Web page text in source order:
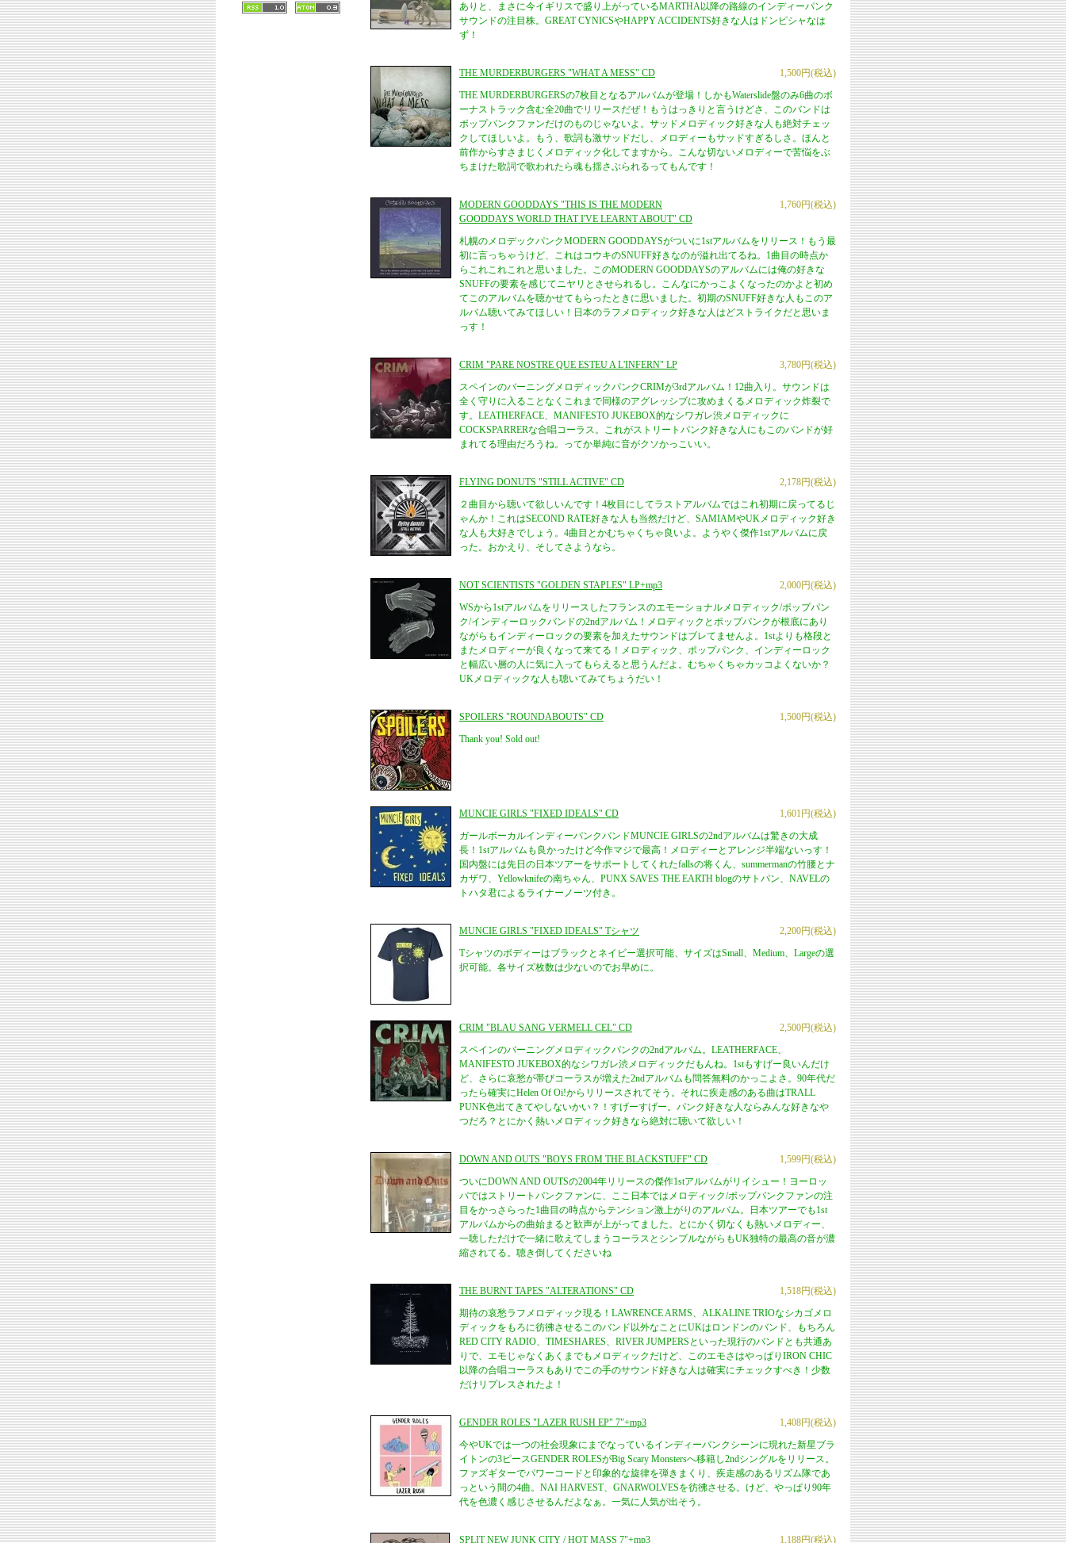
ありと、まさに今イギリスで盛り上がっているMARTHA以降の路線のインディーパンク
サウンドの注目株。GREAT CYNICSやHAPPY ACCIDENTS好きな人はドンピシャなは
ず！
1,500円(税込)
THE MURDERBURGERS "WHAT A MESS" CD
THE MURDERBURGERSの7枚目となるアルバムが登場！しかもWaterslide盤のみ6曲のボ
ーナストラック含む全20曲でリリースだぜ！もうはっきりと言うけどさ、このバンドは
ポップパンクファンだけのものじゃないよ。サッドメロディック好きな人も絶対チェッ
クしてほしいよ。もう、歌詞も激サッドだし、メロディーもサッドすぎるしさ。ほんと
前作からすさまじくメロディック化してますから。こんな切ないメロディーで苦悩をぶ
ちまけた歌詞で歌われたら魂も揺さぶられるってもんです！
1,760円(税込)
MODERN GOODDAYS "THIS IS THE MODERN
GOODDAYS WORLD THAT I'VE LEARNT ABOUT" CD
札幌のメロデックパンクMODERN GOODDAYSがついに1stアルバムをリリース！もう最
初に言っちゃうけど、これはコウキのSNUFF好きなのが溢れ出てるね。1曲目の時点か
らこれこれこれと思いました。このMODERN GOODDAYSのアルバムには俺の好きな
SNUFFの要素を感じてニヤリとさせられるし。こんなにかっこよくなったのかよと初め
てこのアルバムを聴かせてもらったときに思いました。初期のSNUFF好きな人もこのア
ルバム聴いてみてほしい！日本のラフメロディック好きな人はどストライクだと思いま
っす！
3,780円(税込)
CRIM "PARE NOSTRE QUE ESTEU A L'INFERN" LP
スペインのバーニングメロディックパンクCRIMが3rdアルバム！12曲入り。サウンドは
全く守りに入ることなくこれまで同様のアグレッシブに攻めまくるメロディック炸裂で
す。LEATHERFACE、MANIFESTO JUKEBOX的なシワガレ渋メロディックに
COCKSPARRERな合唱コーラス。これがストリートパンク好きな人にもこのバンドが好
まれてる理由だろうね。ってか単純に音がクソかっこいい。
2,178円(税込)
FLYING DONUTS "STILL ACTIVE" CD
２曲目から聴いて欲しいんです！4枚目にしてラストアルバムではこれ初期に戻ってるじ
ゃんか！これはSECOND RATE好きな人も当然だけど、SAMIAMやUKメロディック好き
な人も大好きでしょう。4曲目とかむちゃくちゃ良いよ。ようやく傑作1stアルバムに戻
った。おかえり、そしてさようなら。
2,000円(税込)
NOT SCIENTISTS "GOLDEN STAPLES" LP+mp3
WSから1stアルバムをリリースしたフランスのエモーショナルメロディック/ポップパン
ク/インディーロックバンドの2ndアルバム！メロディックとポップパンクが根底にあり
ながらもインディーロックの要素を加えたサウンドはブレてませんよ。1stよりも格段と
またメロディーが良くなって来てる！メロディック、ポップパンク、インディーロック
と幅広い層の人に気に入ってもらえると思うんだよ。むちゃくちゃカッコよくないか？
UKメロディックな人も聴いてみてちょうだい！
1,500円(税込)
SPOILERS "ROUNDABOUTS" CD
Thank you! Sold out!
1,601円(税込)
MUNCIE GIRLS "FIXED IDEALS" CD
ガールボーカルインディーパンクバンドMUNCIE GIRLSの2ndアルバムは驚きの大成
長！1stアルバムも良かったけど今作マジで最高！メロディーとアレンジ半端ないっす！
国内盤には先日の日本ツアーをサポートしてくれたfallsの将くん、summermanの竹腰とナ
カザワ、Yellowknifeの南ちゃん、PUNX SAVES THE EARTH blogのサトパン、NAVELの
トハタ君によるライナーノーツ付き。
2,200円(税込)
MUNCIE GIRLS "FIXED IDEALS" Tシャツ
Tシャツのボディーはブラックとネイビー選択可能、サイズはSmall、Medium、Largeの選
択可能。各サイズ枚数は少ないのでお早めに。
2,500円(税込)
CRIM "BLAU SANG VERMELL CEL" CD
スペインのバーニングメロディックパンクの2ndアルバム。LEATHERFACE、
MANIFESTO JUKEBOX的なシワガレ渋メロディックだもんね。1stもすげー良いんだけ
ど、さらに哀愁が帯びコーラスが増えた2ndアルバムも問答無料のかっこよさ。90年代だ
ったら確実にHelen Of Oi!からリリースされてそう。それに疾走感のある曲はTRALL
PUNK色出てきてやしないかい？！すげーすげー。パンク好きな人ならみんな好きなや
つだろ？とにかく熱いメロディック好きなら絶対に聴いて欲しい！
1,599円(税込)
DOWN AND OUTS "BOYS FROM THE BLACKSTUFF" CD
ついにDOWN AND OUTSの2004年リリースの傑作1stアルバムがリイシュー！ヨーロッ
パではストリートパンクファンに、ここ日本ではメロディック/ポップパンクファンの注
目をかっさらった1曲目の時点からテンション激上がりのアルバム。日本ツアーでも1st
アルバムからの曲始まると歓声が上がってました。とにかく切なくも熱いメロディー、
一聴しただけで一緒に歌えてしまうコーラスとシンプルながらもUK独特の最高の音が濃
縮されてる。聴き倒してくださいね
1,518円(税込)
THE BURNT TAPES "ALTERATIONS" CD
期待の哀愁ラフメロディック現る！LAWRENCE ARMS、ALKALINE TRIOなシカゴメロ
ディックをもろに彷彿させるこのバンド以外なことにUKはロンドンのバンド、もちろん
RED CITY RADIO、TIMESHARES、RIVER JUMPERSといった現行のバンドとも共通あ
りで、エモじゃなくあくまでもメロディックだけど、このエモさはやっぱりIRON CHIC
以降の合唱コーラスもありでこの手のサウンド好きな人は確実にチェックすべき！少数
だけリプレスされたよ！
1,408円(税込)
GENDER ROLES "LAZER RUSH EP" 7"+mp3
今やUKでは一つの社会現象にまでなっているインディーパンクシーンに現れた新星ブラ
イトンの3ピースGENDER ROLESがBig Scary Monstersへ移籍し2ndシングルをリリース。
ファズギターでパワーコードと印象的な旋律を弾きまくり、疾走感のあるリズム隊であ
っという間の4曲。NAI HARVEST、GNARWOLVESを彷彿させる。けど、やっぱり90年
代を色濃く感じさせるんだよなぁ。一気に人気が出そう。
1,188円(税込)
SPLIT NEW JUNK CITY / HOT MASS 7"+mp3